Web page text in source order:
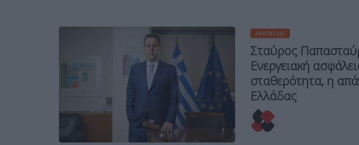
ΑΦΙΈΡΩΜΑ
Σταύρος
Ενεργειακή
σταθερότητα, η
Ελλάδας